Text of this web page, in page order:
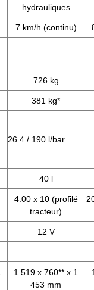
hydrauliques
7 km/h (continu)
726 kg
381 kg*
26.4 / 190 l/bar
40 l
4.00 x 10 (profilé
tracteur)
12 V
1 519 x 760** x 1
453 mm